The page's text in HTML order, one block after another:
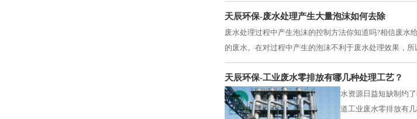
天辰环保-废水处理产生大量泡沫如何去除
废水处理过程中产生泡沫的控制方法你知道吗?相信废
的废水。在对过程中产生的泡沫不利于废水处理效果，
天辰环保-工业废水零排放有哪几种处理工艺？
水资源日益短缺制约
道工业废水零排放有